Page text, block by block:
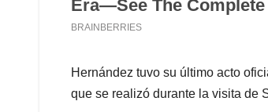
Hernández tuvo su último acto
que se realizó durante la visita de